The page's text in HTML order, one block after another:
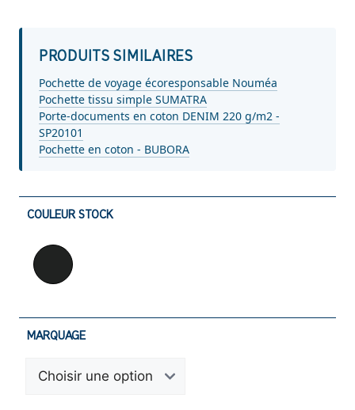
PRODUITS SIMILAIRES
Pochette de voyage écoresponsable Nouméa
Pochette tissu simple SUMATRA
Porte-documents en coton DENIM 220 g/m2 -
SP20101
Pochette en coton - BUBORA
COULEUR STOCK
MARQUAGE